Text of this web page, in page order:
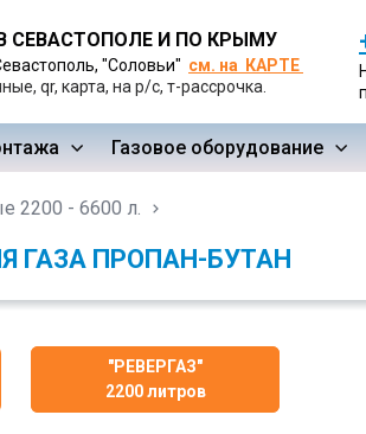
СЕВАСТОПОЛЕ И ПО КРЫМУ
"Соловьи" см. на КАРТЕ
qr, карта, на р/с, т-рассрочка.
Газовое оборудование
2200 - 6600 л.
ГАЗА ПРОПАН-БУТАН
"РЕВЕРГАЗ"
2200 литров